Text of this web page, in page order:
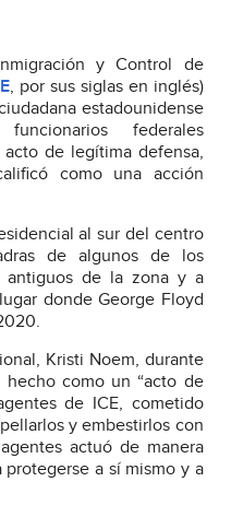
y Control de
, por sus siglas en inglés)
estadounidense
federales
de legítima defensa,
como una acción
al sur del centro
de algunos de los
antiguos de la zona y a
donde George Floyd
Kristi Noem, durante
hecho como un “acto de
de ICE, cometido
y embestirlos con
actuó de manera
a sí mismo y a